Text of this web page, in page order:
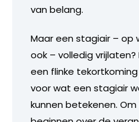
van belang.
Maar een stagiair – op
ook – volledig
een flinke
voor wat een stagiair
kunnen betekenen.